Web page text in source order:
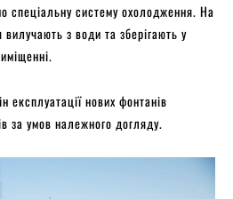
спеціальну систему охолодження. На
з води та зберігають у
експлуатації нових фонтанів
за умов належного догляду.